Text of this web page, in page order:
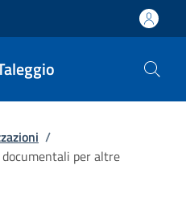
/
per altre